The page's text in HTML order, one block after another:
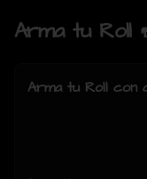
Arma tu Roll
Arma tu Roll con